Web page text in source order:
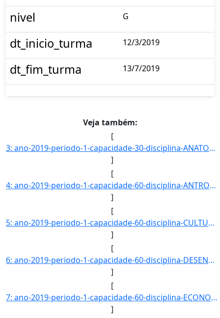
nivel G
dt_inicio_turma 12/3/2019
dt_fim_turma 13/7/2019
Veja também:
[
3: ano-2019-periodo-1-capacidade-30-disciplina-ANATOMIA_ANIMAL-campus-CAMPUS_BACABAL-nivel-G-dt_inicio_]
]
[
4: ano-2019-periodo-1-capacidade-60-disciplina-ANTROPOLOGIA_FILOSOFICA-campus-CAMPUS_BACABAL-nivel-G-dt]
]
[
5: ano-2019-periodo-1-capacidade-60-disciplina-CULTURA-_IDENTIDADE_E_DIVERSIDADE-campus-CAMPUS_BACABAL-]
]
[
6: ano-2019-periodo-1-capacidade-60-disciplina-DESENVOLVIMENTO_RURAL_SUSTENTAVEL_E_AGRICULTURA_FAMILIAR]
]
[
7: ano-2019-periodo-1-capacidade-60-disciplina-ECONOMIA_POLITICA-campus-CAMPUS_BACABAL-nivel-G-dt_inici]
]